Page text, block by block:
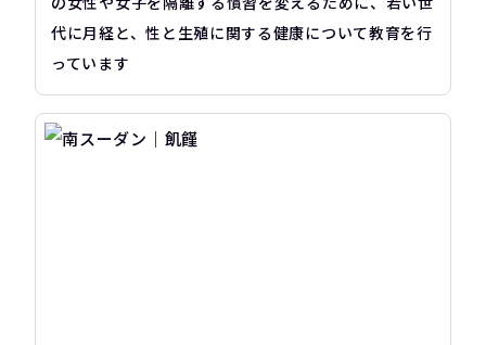
代に月経と、性と生殖に関する健康について教育を行
っています